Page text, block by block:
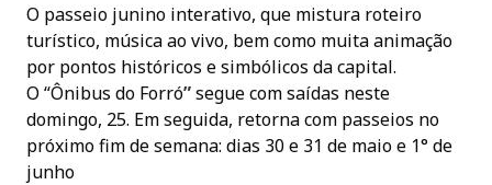
O passeio junino interativo, que mistura roteiro
turístico, música ao vivo, bem como muita animação
por pontos históricos e simbólicos da capital.
O “Ônibus do Forró”segue com saídas neste
domingo, 25. Em seguida, retorna com passeios no
próximo fim de semana: dias 30 e 31 de maio e 1° de
junho